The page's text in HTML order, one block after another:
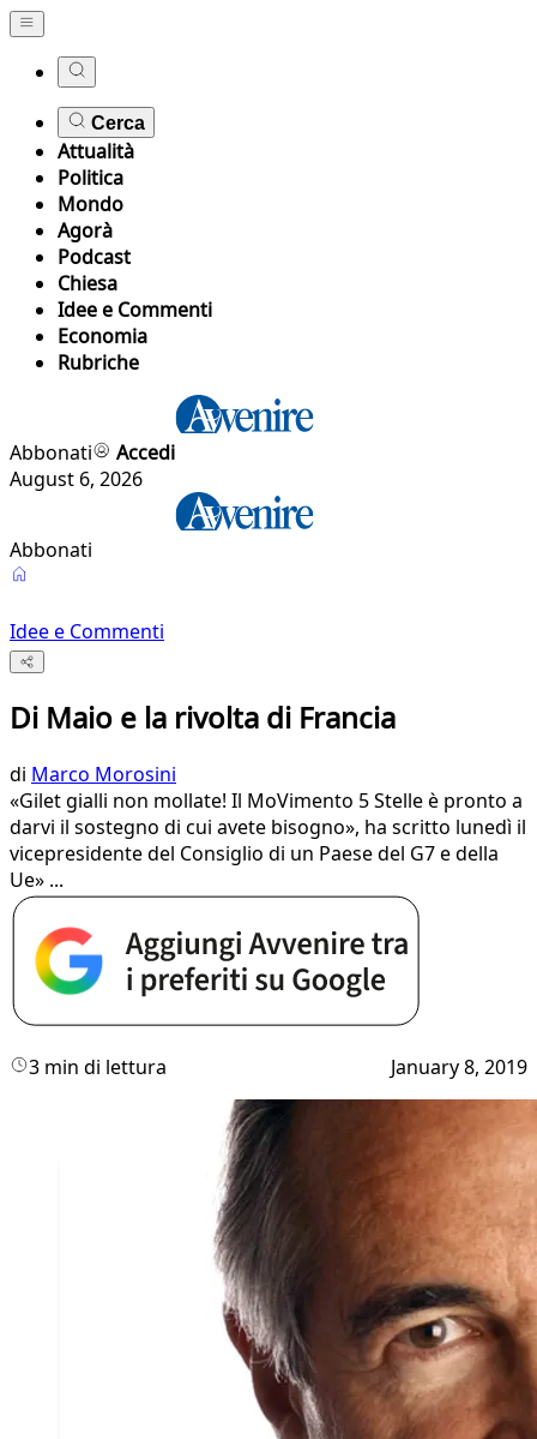
Cerca
Attualità
Politica
Mondo
Agorà
Podcast
Chiesa
Idee e Commenti
Economia
Rubriche
Abbonati
Accedi
August 6, 2026
Abbonati
Idee e Commenti
Di Maio e la rivolta di Francia
di Marco Morosini
«Gilet gialli non mollate! Il MoVimento 5 Stelle è pronto a
darvi il sostegno di cui avete bisogno», ha scritto lunedì il
vicepresidente del Consiglio di un Paese del G7 e della
Ue» ...
3 min di lettura January 8, 2019